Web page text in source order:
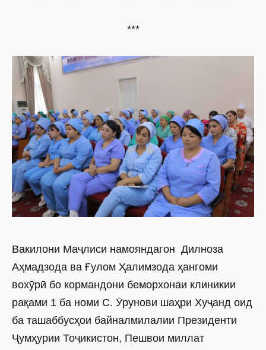
***
Вакилони Маҷлиси намояндагон Дилноза
Аҳмадзода ва Ғулом Ҳалимзода ҳангоми
вохӯрӣ бо кормандони беморхонаи клиникии
рақами 1 ба номи С. Ӯрунови шаҳри Хуҷанд оид
ба ташаб­бусҳои байналмилалии Президенти
Ҷумҳурии Тоҷикистон, Пешвои миллат